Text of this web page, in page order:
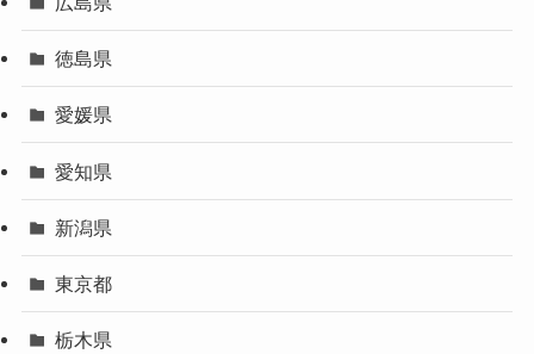
徳島県
愛媛県
愛知県
新潟県
東京都
栃木県